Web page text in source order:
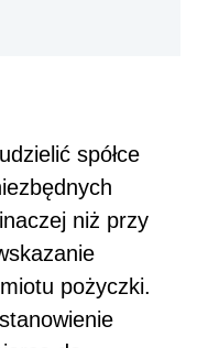
spółce
niż przy
pożyczki.